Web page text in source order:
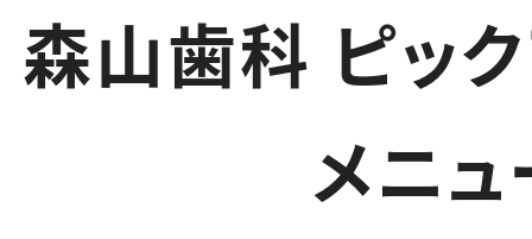
森山歯科 ピッ
メニ